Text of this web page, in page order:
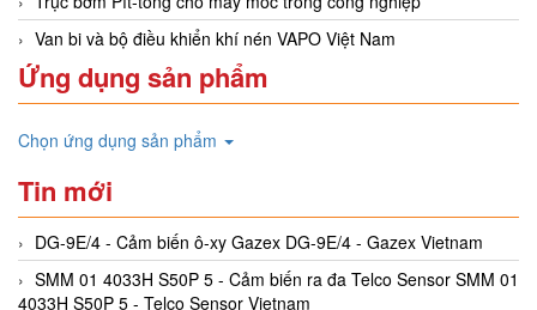
Van bi và bộ điều khiển khí nén VAPO Việt Nam
Ứng dụng sản phẩm
Chọn ứng dụng sản phẩm
Tin mới
DG-9E/4 - Cảm biến ô-xy Gazex DG-9E/4 - Gazex Vietnam
SMM 01 4033H S50P 5 - Cảm biến ra đa Telco Sensor SMM 01
4033H S50P 5 - Telco Sensor Vietnam